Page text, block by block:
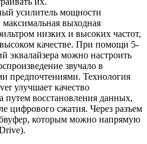
усилитель мощности
выходная
низких и высоких частот,
качестве. При помощи 5-
эквалайзера можно настроить
звучало в
предпочтениями. Технология
улучшает качество
путем восстановления данных,
цифрового сжатия. Через разъем
которым можно напрямую